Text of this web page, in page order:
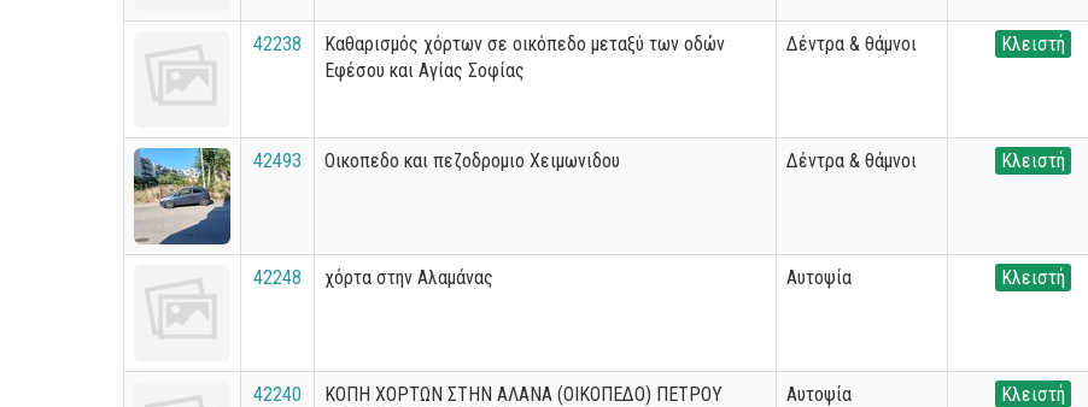
42238
Καθαρισμός χόρτων σε οικόπεδο μεταξύ των οδών
Εφέσου και Αγίας Σοφίας
Δέντρα & θάμνοι Κλειστή
42493 Οικοπεδο και πεζοδρομιο Χειμωνιδου Δέντρα & θάμνοι Κλειστή
42248 χόρτα στην Αλαμάνας Αυτοψία Κλειστή
42240
ΚΟΠΗ ΧΟΡΤΩΝ ΣΤΗΝ ΑΛΑΝΑ (ΟΙΚΟΠΕΔΟ) ΠΕΤΡΟΥ
Αυτοψία Κλειστή